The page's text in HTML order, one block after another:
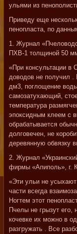
ульями из
Приведу еще
пенопласта, по
1. Журнал
ПХВ-1 толщиной 50
«При консультации в
доводов не получил
дм3, поглощение
самозатухающий,
температура
эпоксидным клеем с
обрабатывается
долговечен, не
деревянную обвязку
2. Журнал
фирмы «Апиполь», г.
«Эти ульи не
части всегда
Ногтем этот
Пчелы не грызут его,
кочевке их можно в
разгружать . Все